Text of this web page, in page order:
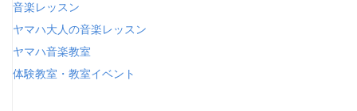
音楽レッスン
ヤマハ大人の音楽レッスン
ヤマハ音楽教室
体験教室・教室イベント